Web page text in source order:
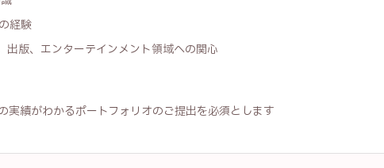
経験
出版、エンターテインメント領域への関心
実績がわかるポートフォリオのご提出を必須とします